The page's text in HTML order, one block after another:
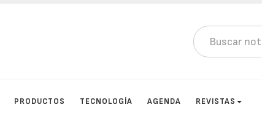
PRODUCTOS TECNOLOGÍA AGENDA REVISTAS